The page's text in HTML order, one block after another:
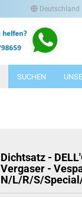
Deutschland
SUCHEN
Dichtsatz -
Vergaser -
N/L/R/S/